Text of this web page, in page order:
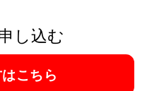
し込む
こちら